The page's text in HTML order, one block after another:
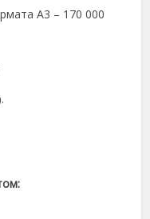
А3 – 170 000